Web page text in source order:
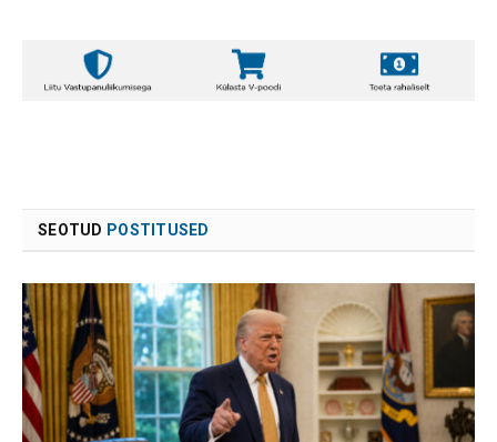
SEOTUD POSTITUSED